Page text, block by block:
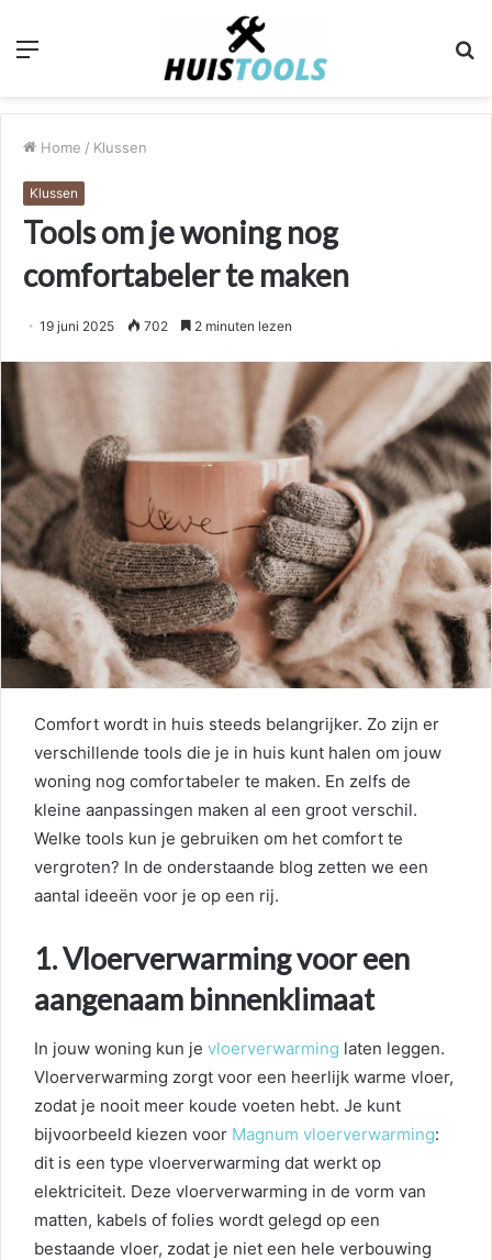
Menu
Home / Klussen
Klussen
Tools om je woning nog
comfortabeler te maken
19 juni 2025 702 2 minuten lezen
Comfort wordt in huis steeds belangrijker. Zo zijn er
verschillende tools die je in huis kunt halen om jouw
woning nog comfortabeler te maken. En zelfs de
kleine aanpassingen maken al een groot verschil.
Welke tools kun je gebruiken om het comfort te
vergroten? In de onderstaande blog zetten we een
aantal ideeën voor je op een rij.
1. Vloerverwarming voor een
aangenaam binnenklimaat
In jouw woning kun je vloerverwarming laten leggen.
Vloerverwarming zorgt voor een heerlijk warme vloer,
zodat je nooit meer koude voeten hebt. Je kunt
bijvoorbeeld kiezen voor Magnum vloerverwarming:
dit is een type vloerverwarming dat werkt op
elektriciteit. Deze vloerverwarming in de vorm van
matten, kabels of folies wordt gelegd op een
bestaande vloer, zodat je niet een hele verbouwing